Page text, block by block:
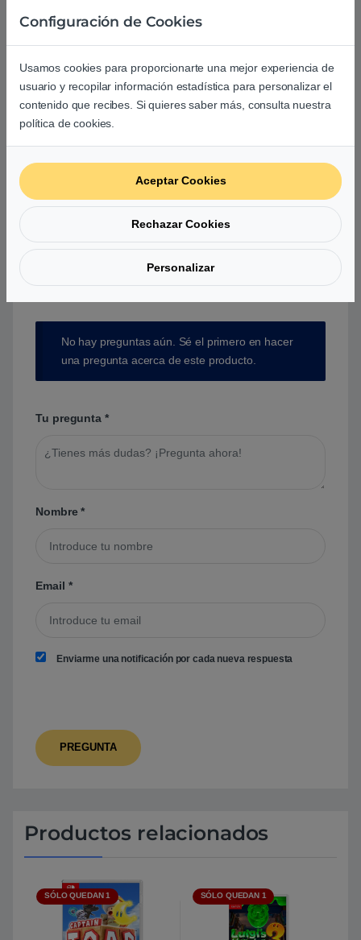
Preguntas y respuestas de los
usuarios sobre este producto
No hay preguntas aún. Sé el primero en hacer
una pregunta acerca de este producto.
Tu pregunta *
Nombre*
Email *
Enviarme una notificación por cada nueva respuesta
Productos relacionados
SÓLO QUEDAN 1 SÓLO QUEDAN 1
Configuración de Cookies
Usamos cookies para proporcionarte una mejor experiencia de
usuario y recopilar información estadística para personalizar el
contenido que recibes. Si quieres saber más, consulta nuestra
política de cookies.
Aceptar Cookies
Rechazar Cookies
Personalizar